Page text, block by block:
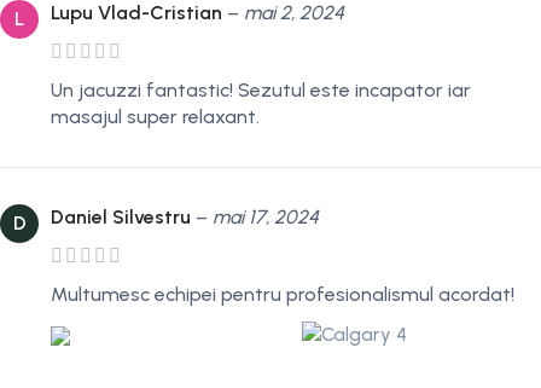
L Lupu Vlad-Cristian – mai 2, 2024
Un jacuzzi fantastic! Sezutul este incapator iar
masajul super relaxant.
D Daniel Silvestru – mai 17, 2024
Multumesc echipei pentru profesionalismul acordat!